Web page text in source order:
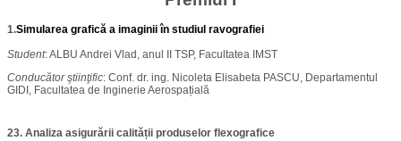
1.Simularea grafică a imaginii în studiul ravografiei
Student: ALBU Andrei Vlad, anul II TSP, Facultatea IMST
Conducător ştiinţific: Conf. dr. ing. Nicoleta Elisabeta PASCU, Departamentul
GIDI, Facultatea de Inginerie Aerospațială
23. Analiza asigurării calității produselor flexografice